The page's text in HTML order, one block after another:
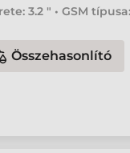
3.2 " • GSM
Összehasonlító